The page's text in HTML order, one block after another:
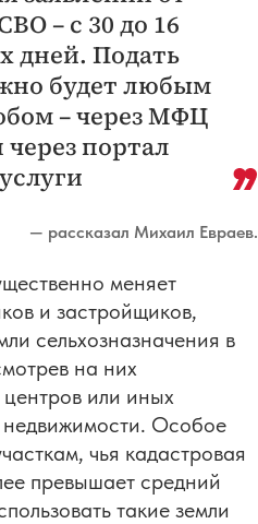
– с 30 до 16
дней. Подать
будет любым
– через МФЦ
портал
— рассказал Михаил Евраев.
меняет
и застройщиков,
сельхозназначения в
на них
центров или иных
недвижимости. Особое
чья кадастровая
превышает средний
такие земли